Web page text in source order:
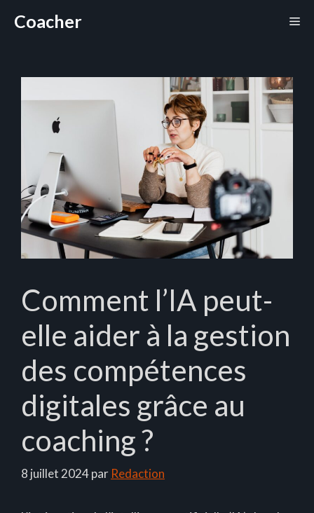
Coacher
Comment l’IA peut-
elle aider à la gestion
des compétences
digitales grâce au
coaching ?
8 juillet 2024par Redaction